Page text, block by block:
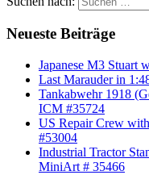
Neueste Beiträge
Japanese M3 Stuart
Last Marauder in
Tankabwehr 1918
ICM #35724
US Repair Crew
#53004
Industrial Tractor
MiniArt # 35466